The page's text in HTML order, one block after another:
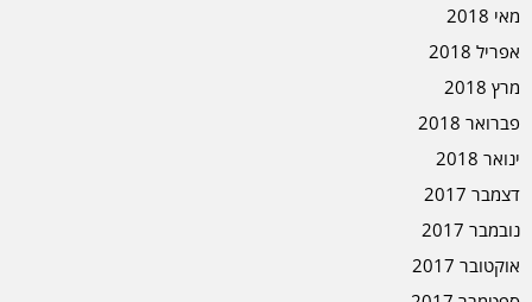
מאי 2018
אפריל 2018
מרץ 2018
פברואר 2018
ינואר 2018
דצמבר 2017
נובמבר 2017
אוקטובר 2017